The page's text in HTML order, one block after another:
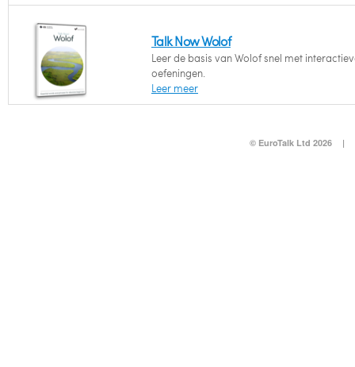
Talk Now Wolof
Leer de basis van Wolof snel met
oefeningen.
Leer meer
© EuroTalk Ltd 2026 |